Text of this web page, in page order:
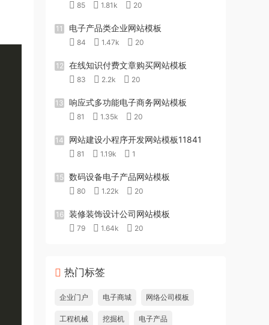
85 1.81k 20
11 电子产品类企业网站模板
84 1.47k 20
12 在线知识付费文章购买网站模板
83 2.2k 20
13 响应式多功能电子商务网站模板
81 1.35k 20
14 网站建设小程序开发网站模板11841
81 1.19k 1
15 数码设备电子产品网站模板
80 1.22k 20
16 装修装饰设计公司网站模板
79 1.64k 20
热门标签
企业门户 电子商城 网络公司模板
工程机械 挖掘机 电子产品